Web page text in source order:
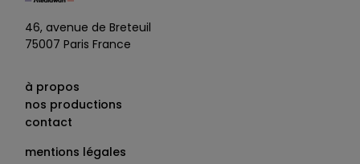
46, avenue de Breteuil
75007 Paris France
à propos
nos productions
contact
mentions légales